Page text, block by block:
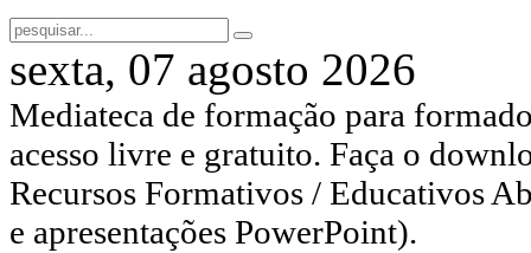
sexta, 07 agosto 2026
Mediateca de formação para
acesso livre e gratuito. Faça o
Recursos Formativos / Educativos
e apresentações PowerPoint).